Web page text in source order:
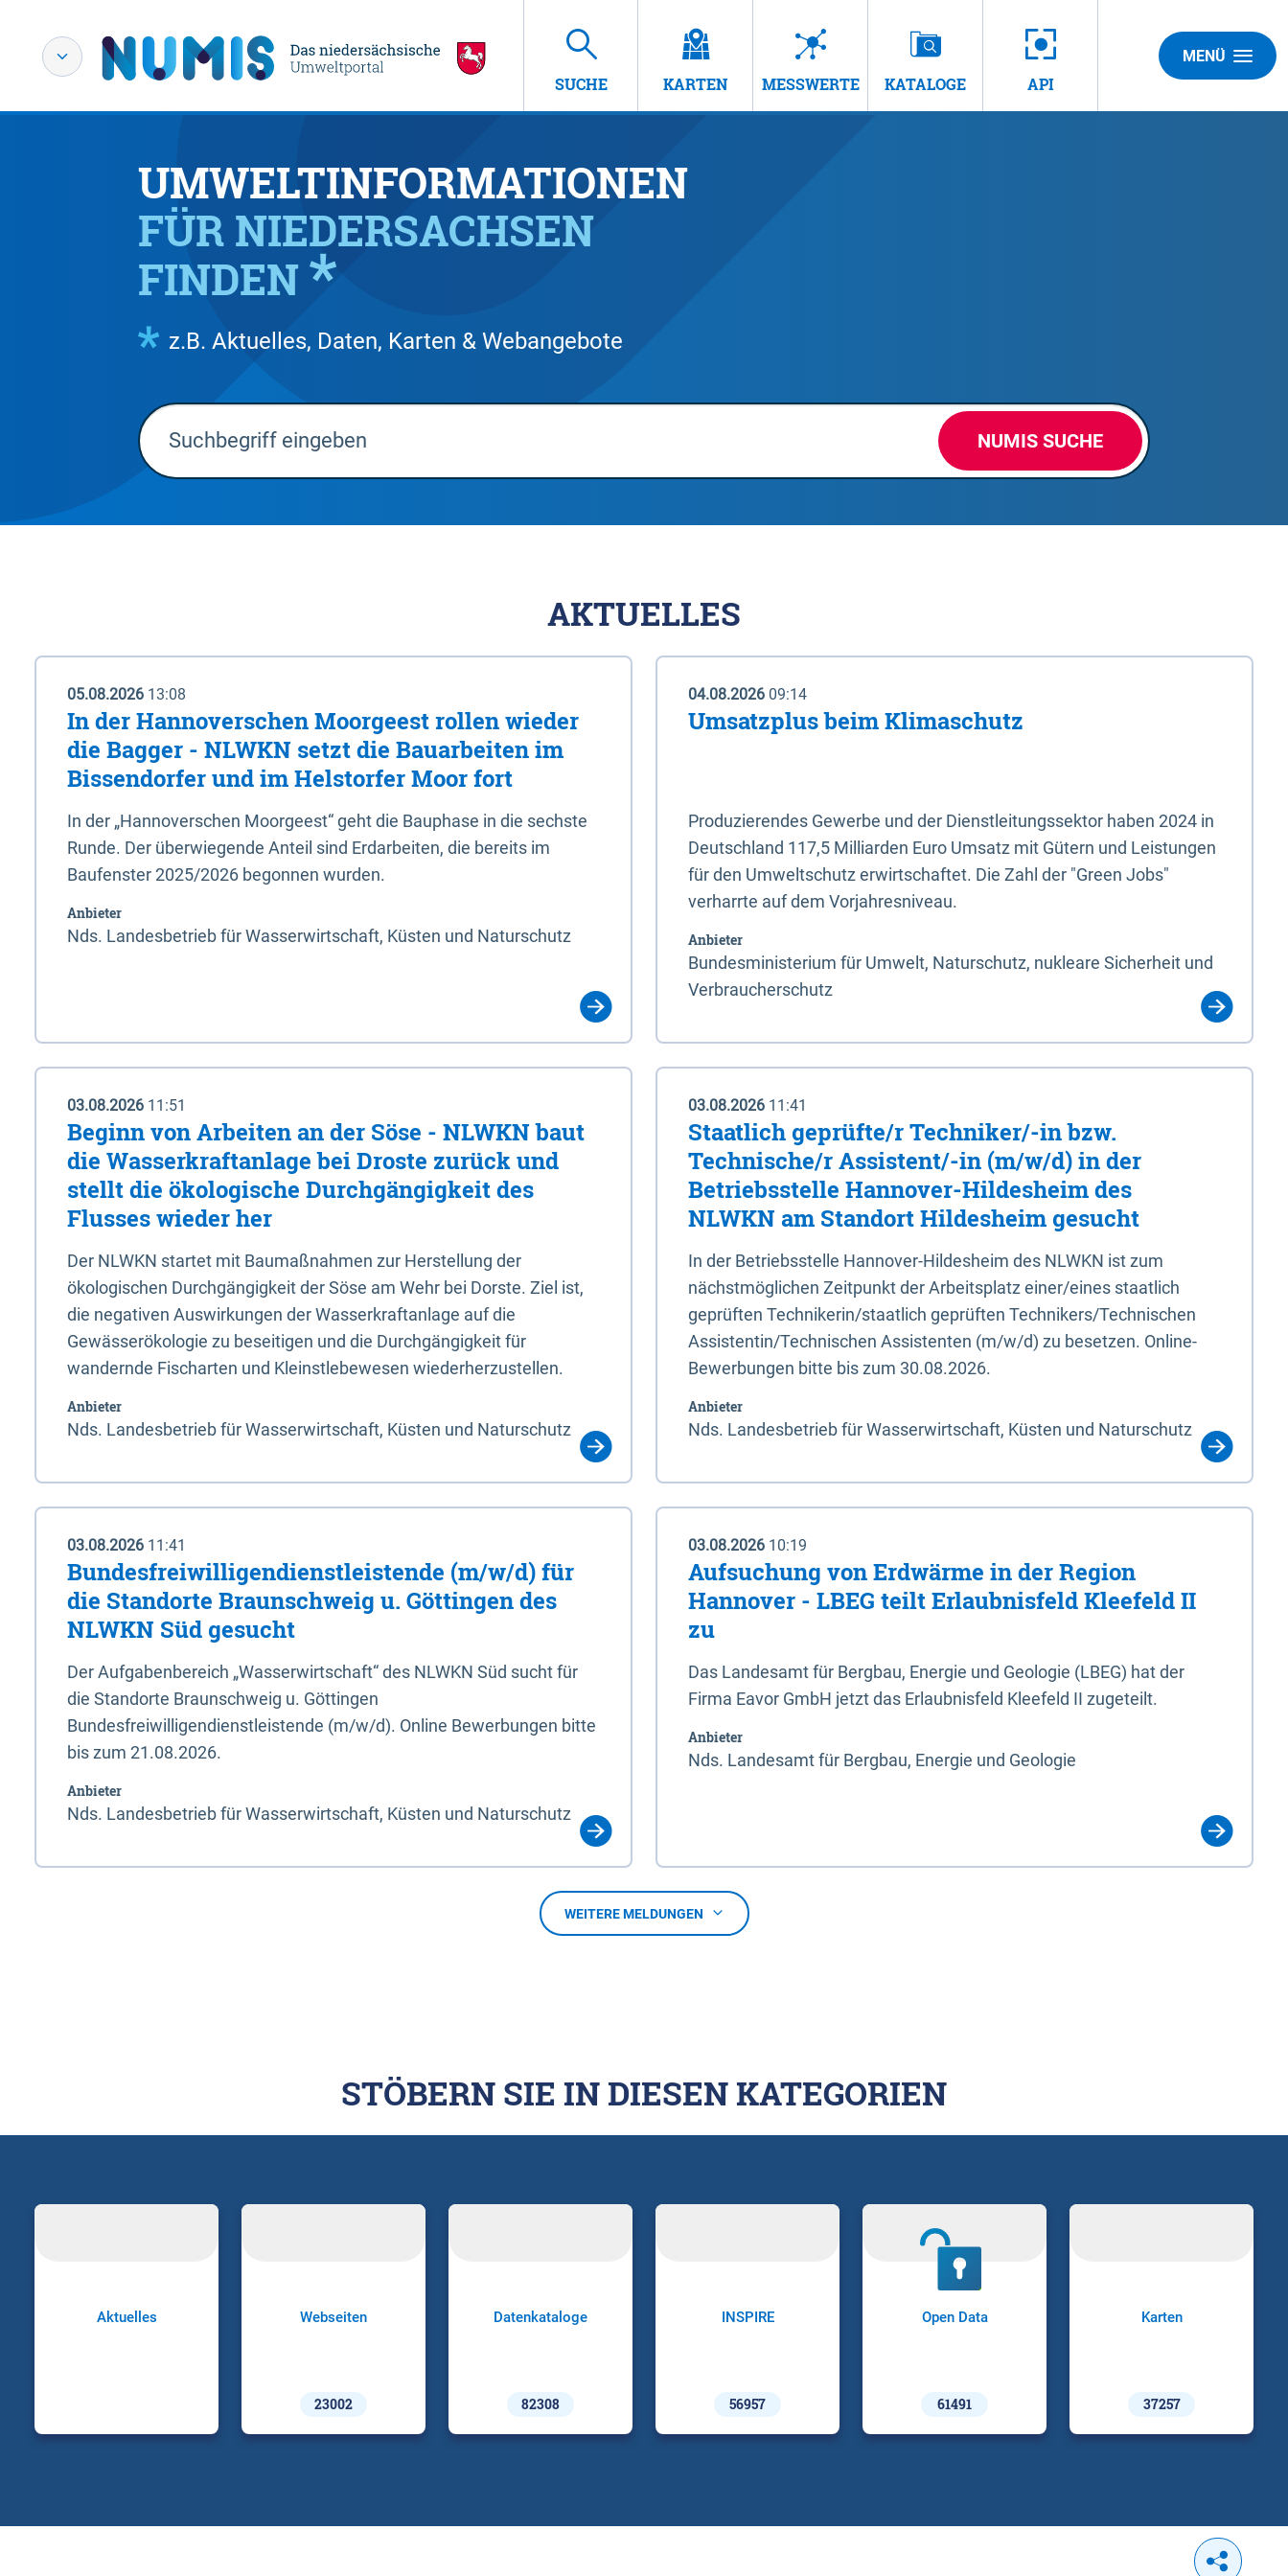
SUCHE KARTEN MESSWERTE KATALOGE API
MENÜ
UMWELTINFORMATIONEN
FÜR NIEDERSACHSEN
FINDEN
z.B. Aktuelles, Daten, Karten & Webangebote
NUMIS SUCHE
AKTUELLES
05.08.2026 13:08
In der Hannoverschen Moorgeest rollen wieder
die Bagger - NLWKN setzt die Bauarbeiten im
Bissendorfer und im Helstorfer Moor fort
In der „Hannoverschen Moorgeest“ geht die Bauphase in die sechste
Runde. Der überwiegende Anteil sind Erdarbeiten, die bereits im
Baufenster 2025/2026 begonnen wurden.
Anbieter
Nds. Landesbetrieb für Wasserwirtschaft, Küsten und Naturschutz
04.08.2026 09:14
Umsatzplus beim Klimaschutz
Produzierendes Gewerbe und der Dienstleitungssektor haben 2024 in
Deutschland 117,5 Milliarden Euro Umsatz mit Gütern und Leistungen
für den Umweltschutz erwirtschaftet. Die Zahl der "Green Jobs"
verharrte auf dem Vorjahresniveau.
Anbieter
Bundesministerium für Umwelt, Naturschutz, nukleare Sicherheit und
Verbraucherschutz
03.08.2026 11:51
Beginn von Arbeiten an der Söse - NLWKN baut
die Wasserkraftanlage bei Droste zurück und
stellt die ökologische Durchgängigkeit des
Flusses wieder her
Der NLWKN startet mit Baumaßnahmen zur Herstellung der
ökologischen Durchgängigkeit der Söse am Wehr bei Dorste. Ziel ist,
die negativen Auswirkungen der Wasserkraftanlage auf die
Gewässerökologie zu beseitigen und die Durchgängigkeit für
wandernde Fischarten und Kleinstlebewesen wiederherzustellen.
Anbieter
Nds. Landesbetrieb für Wasserwirtschaft, Küsten und Naturschutz
03.08.2026 11:41
Staatlich geprüfte/r Techniker/-in bzw.
Technische/r Assistent/-in (m/w/d) in der
Betriebsstelle Hannover-Hildesheim des
NLWKN am Standort Hildesheim gesucht
In der Betriebsstelle Hannover-Hildesheim des NLWKN ist zum
nächstmöglichen Zeitpunkt der Arbeitsplatz einer/eines staatlich
geprüften Technikerin/staatlich geprüften Technikers/Technischen
Assistentin/Technischen Assistenten (m/w/d) zu besetzen. Online-
Bewerbungen bitte bis zum 30.08.2026.
Anbieter
Nds. Landesbetrieb für Wasserwirtschaft, Küsten und Naturschutz
03.08.2026 11:41
Bundesfreiwilligendienstleistende (m/w/d) für
die Standorte Braunschweig u. Göttingen des
NLWKN Süd gesucht
Der Aufgabenbereich „Wasserwirtschaft“ des NLWKN Süd sucht für
die Standorte Braunschweig u. Göttingen
Bundesfreiwilligendienstleistende (m/w/d). Online Bewerbungen bitte
bis zum 21.08.2026.
Anbieter
Nds. Landesbetrieb für Wasserwirtschaft, Küsten und Naturschutz
03.08.2026 10:19
Aufsuchung von Erdwärme in der Region
Hannover - LBEG teilt Erlaubnisfeld Kleefeld II
zu
Das Landesamt für Bergbau, Energie und Geologie (LBEG) hat der
Firma Eavor GmbH jetzt das Erlaubnisfeld Kleefeld II zugeteilt.
Anbieter
Nds. Landesamt für Bergbau, Energie und Geologie
WEITERE MELDUNGEN
STÖBERN SIE IN DIESEN KATEGORIEN
Aktuelles Webseiten
23002
Datenkataloge
82308
INSPIRE
56957
Open Data
61491
Karten
37257